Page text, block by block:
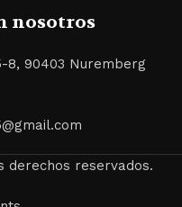
nosotros
8, 90403 Nuremberg
derechos reservados.